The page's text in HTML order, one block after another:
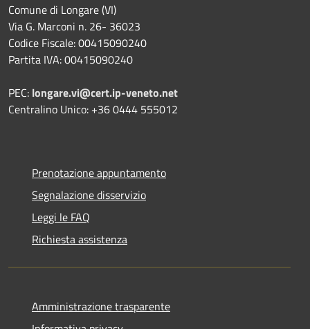
Comune di Longare (VI)
Via G. Marconi n. 26- 36023
Codice Fiscale: 00415090240
Partita IVA: 00415090240
PEC: longare.vi@cert.ip-veneto.net
Centralino Unico: +36 0444 555012
Prenotazione appuntamento
Segnalazione disservizio
Leggi le FAQ
Richiesta assistenza
Amministrazione trasparente